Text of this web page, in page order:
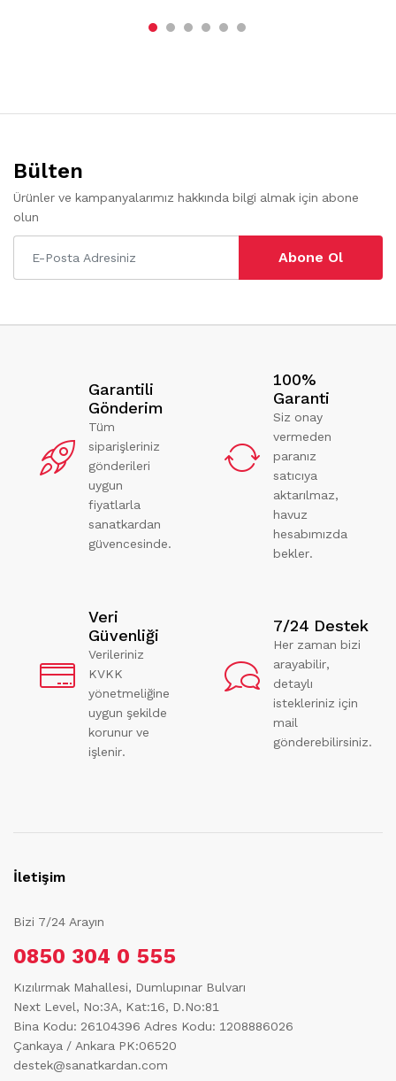
Bülten
Ürünler ve kampanyalarımız hakkında bilgi almak için abone
olun
Abone Ol
Garantili
Gönderim
Tüm
siparişleriniz
gönderileri
uygun
fiyatlarla
sanatkardan
güvencesinde.
100%
Garanti
Siz onay
vermeden
paranız
satıcıya
aktarılmaz,
havuz
hesabımızda
bekler.
Veri
Güvenliği
Verileriniz
KVKK
yönetmeliğine
uygun şekilde
korunur ve
işlenir.
7/24 Destek
Her zaman bizi
arayabilir,
detaylı
istekleriniz için
mail
gönderebilirsiniz.
İletişim
Bizi 7/24 Arayın
0850 304 0 555
Kızılırmak Mahallesi, Dumlupınar Bulvarı
Next Level, No:3A, Kat:16, D.No:81
Bina Kodu: 26104396 Adres Kodu: 1208886026
Çankaya / Ankara PK:06520
destek@sanatkardan.com